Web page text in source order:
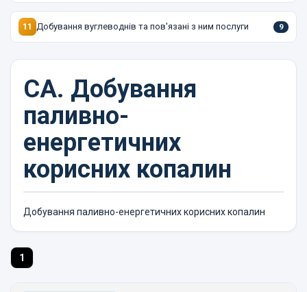
11 Добування вуглеводнів та пов'язані з ним послуги 9
CA. Добування
паливно-
енергетичних
корисних копалин
Добування паливно-енергетичних корисних копалин
1